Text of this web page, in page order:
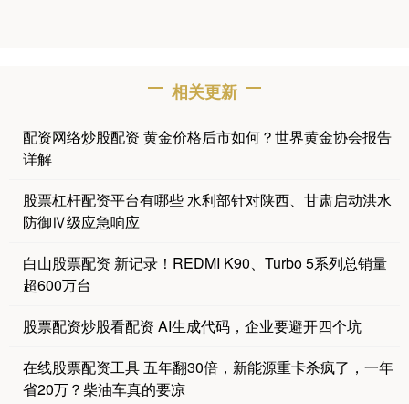
相关更新
配资网络炒股配资 黄金价格后市如何？世界黄金协会报告
详解
股票杠杆配资平台有哪些 水利部针对陕西、甘肃启动洪水
防御Ⅳ级应急响应
白山股票配资 新记录！REDMI K90、Turbo 5系列总销量
超600万台
股票配资炒股看配资 AI生成代码，企业要避开四个坑
在线股票配资工具 五年翻30倍，新能源重卡杀疯了，一年
省20万？柴油车真的要凉